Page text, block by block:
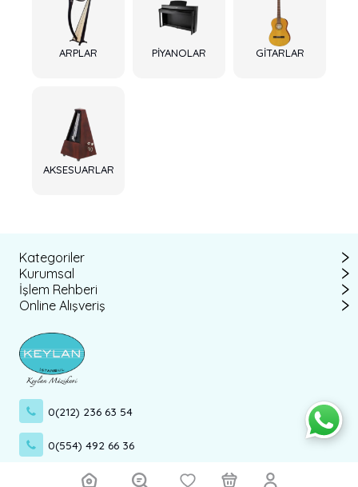
ARPLAR PİYANOLAR GİTARLAR
AKSESUARLAR
Kategoriler
Kurumsal
İşlem Rehberi
Online Alışveriş
0(212) 236 63 54
0(554) 492 66 36
info@keylan.com.tr